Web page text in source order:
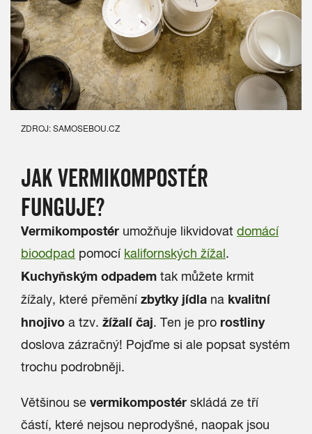
ZDROJ: SAMOSEBOU.CZ
JAK VERMIKOMPOSTÉR
FUNGUJE?
Vermikompostér umožňuje likvidovat domácí
bioodpad pomocí kalifornských žížal.
Kuchyňským odpadem tak můžete krmit
žížaly, které přeměnízbytky jídla na kvalitní
hnojivo a tzv. žížalí čaj. Ten je pro rostliny
doslova zázračný! Pojďme si ale popsat systém
trochu podrobněji.
Většinou se vermikompostér skládá ze tří
částí, které nejsou neprodyšné, naopak jsou